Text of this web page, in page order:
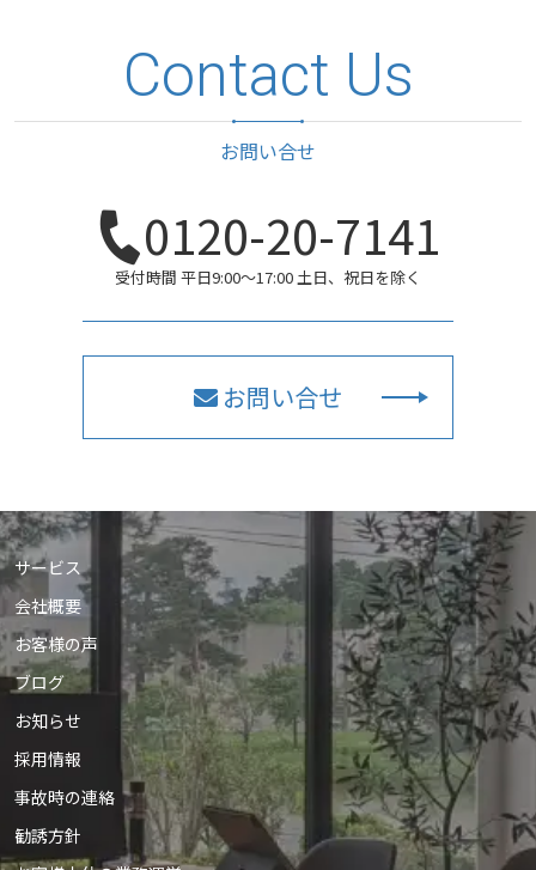
Contact Us
お問い合せ
0120-20-7141
受付時間 平日9:00〜17:00 土日、祝日を除く
お問い合せ
サービス
会社概要
お客様の声
ブログ
お知らせ
採用情報
事故時の連絡
勧誘方針